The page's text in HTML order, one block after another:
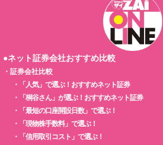
●ネット証券会社おすすめ比較
・ 証券会社比較
・
「人気」で選ぶ！おすすめネット証券
・
「桐谷さん」が選ぶ！おすすめネット証券
・
「最短の口座開設日数」で選ぶ！
・
「現物株手数料」で選ぶ！
・
「信用取引コスト」で選ぶ！